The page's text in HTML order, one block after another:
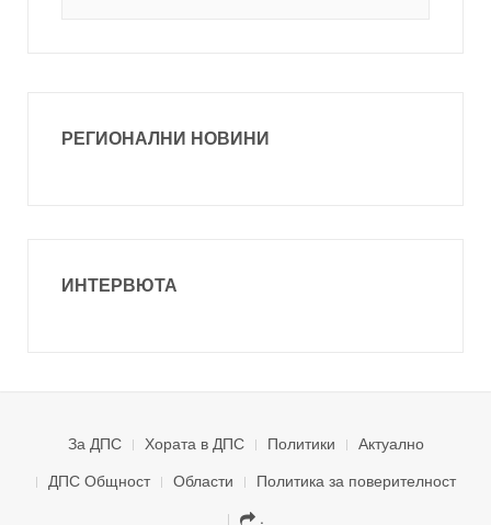
РЕГИОНАЛНИ НОВИНИ
ИНТЕРВЮТА
За ДПС Хората в ДПС Политики
Актуално
ДПС Общност
Области
Политика за поверителност
.